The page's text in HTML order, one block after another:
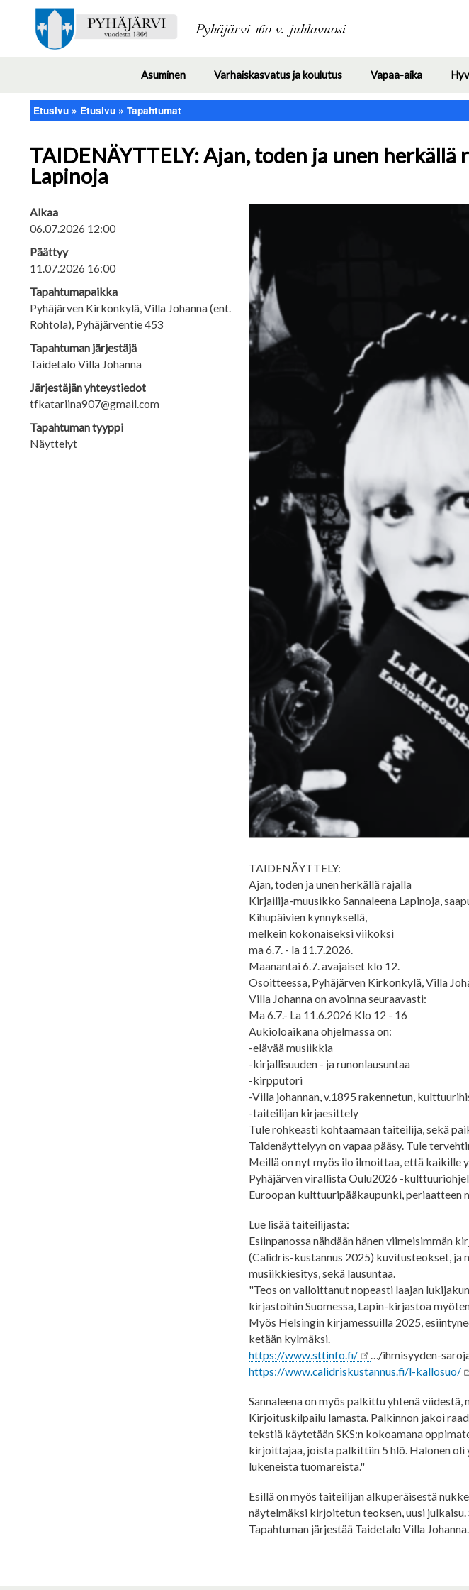
Pyhäjärvi 160 v. juhlavuosi
Asuminen
Toggle
Varhaiskasvatus ja koulutus
Toggle
Vapaa-aika
Toggle
Murupolku
Etusivu Etusivu Tapahtumat
TAIDENÄYTTELY: Ajan, toden ja unen herkällä
Lapinoja
Alkaa
06.07.2026 12:00
Päättyy
11.07.2026 16:00
Tapahtumapaikka
Pyhäjärven Kirkonkylä, Villa Johanna (ent.
Rohtola), Pyhäjärventie 453
Tapahtuman järjestäjä
Taidetalo Villa Johanna
Järjestäjän yhteystiedot
tfkatariina907@gmail.com
Tapahtuman tyyppi
Näyttelyt
TAIDENÄYTTELY:
Ajan, toden ja unen herkällä rajalla
Kirjailija-muusikko Sannaleena Lapinoja,
Kihupäivien kynnyksellä,
melkein kokonaiseksi viikoksi
ma 6.7. - la 11.7.2026.
Maanantai 6.7. avajaiset klo 12.
Osoitteessa, Pyhäjärven Kirkonkylä, Villa
Villa Johanna on avoinna seuraavasti:
Ma 6.7.- La 11.6.2026 Klo 12 - 16
Aukioloaikana ohjelmassa on:
-elävää musiikkia
-kirjallisuuden - ja runonlausuntaa
-kirpputori
-Villa johannan, v.1895 rakennetun,
-taiteilijan kirjaesittely
Tule rohkeasti kohtaamaan taiteilija, sekä
Taidenäyttelyyn on vapaa pääsy. Tule
Meillä on nyt myös ilo ilmoittaa, että kaikille
Pyhäjärven virallista Oulu2026 -
Euroopan kulttuuripääkaupunki, periaatteen
Lue lisää taiteilijasta:
Esiinpanossa nähdään hänen viimeisimmän
(Calidris-kustannus 2025) kuvitusteokset, ja
musiikkiesitys, sekä lausuntaa.
"Teos on valloittanut nopeasti laajan
kirjastoihin Suomessa, Lapin-kirjastoa
Myös Helsingin kirjamessuilla 2025,
ketään kylmäksi.
https://www.sttinfo.fi/
…/ihmisyyden-
https://www.calidriskustannus.fi/l-kallosuo/
Sannaleena on myös palkittu yhtenä
Kirjoituskilpailu lamasta. Palkinnon jakoi
tekstiä käytetään SKS:n kokoamana
kirjoittajaa, joista palkittiin 5 hlö. Halonen
lukeneista tuomareista."
Esillä on myös taiteilijan alkuperäisestä
näytelmäksi kirjoitetun teoksen, uusi julkaisu.
Tapahtuman järjestää Taidetalo Villa Johanna.